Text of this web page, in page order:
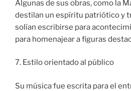
Algunas de sus obras, como la
destilan un espíritu patriótico y
solían escribirse para
para homenajear a figuras
7. Estilo orientado al público
Su música fue escrita para el